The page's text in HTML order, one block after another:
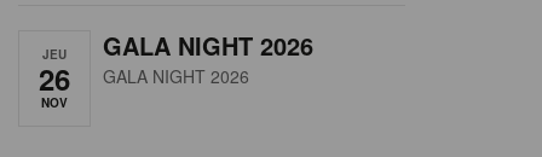
JEU
26
NOV
GALA NIGHT 2026
GALA NIGHT 2026